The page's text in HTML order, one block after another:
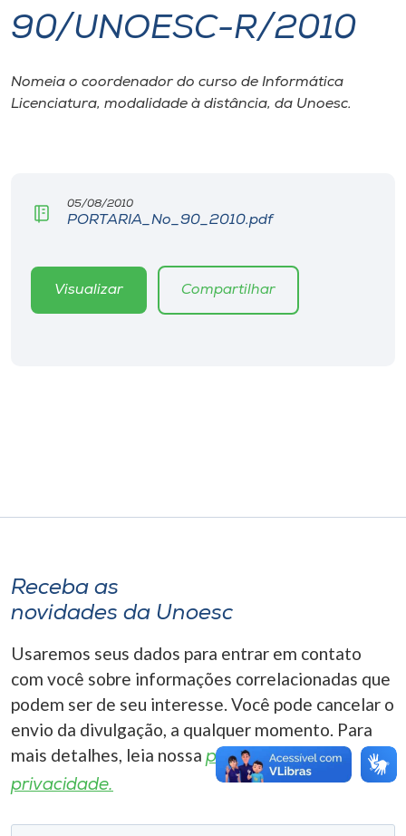
I.nova
Diplomados
CPA
Editora
Selecione
o idioma
90/UNOESC-R/2010
Nomeia o coordenador do curso de Informática
Licenciatura, modalidade à distância, da Unoesc.
05/08/2010
PORTARIA_No_90_2010.pdf
Visualizar Compartilhar
Receba as
novidades da Unoesc
Usaremos seus dados para entrar em contato
com você sobre informações correlacionadas que
podem ser de seu interesse. Você pode cancelar o
envio da divulgação, a qualquer momento. Para
mais detalhes, leia nossa política de
privacidade.